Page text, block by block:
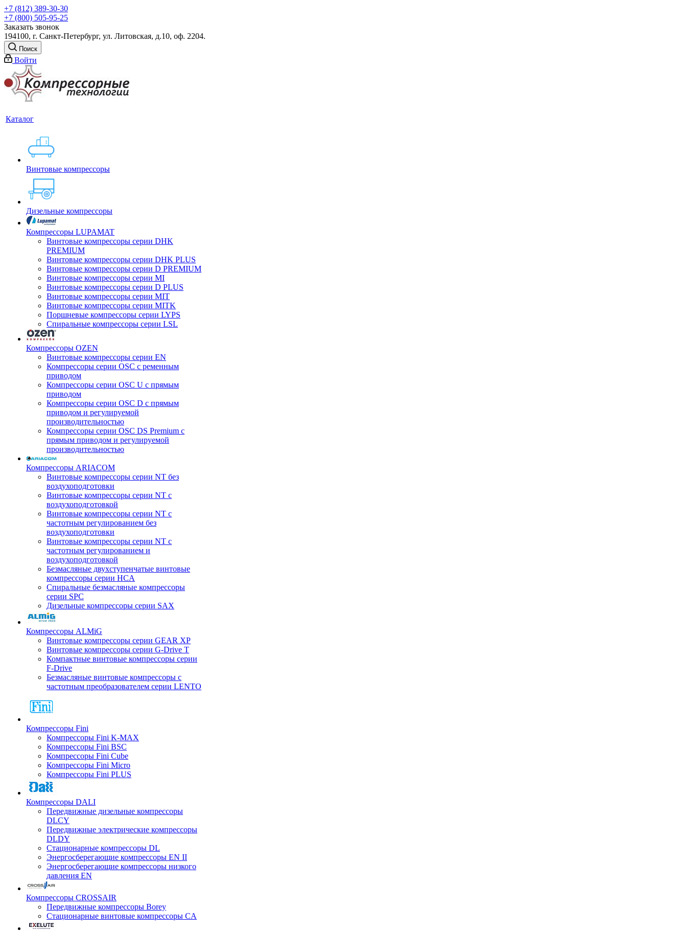
+7 (812) 389-30-30
+7 (800) 505-95-25
Заказать звонок
194100, г. Санкт-Петербург, ул. Литовская, д.10, оф. 2204.
Поиск
Войти
Каталог
Винтовые компрессоры
Дизельные компрессоры
Компрессоры LUPAMAT
Винтовые компрессоры серии DHK
PREMIUM
Винтовые компрессоры серии DHK PLUS
Винтовые компрессоры серии D PREMIUM
Винтовые компрессоры серии MI
Винтовые компрессоры серии D PLUS
Винтовые компрессоры серии MIT
Винтовые компрессоры серии MITK
Поршневые компрессоры серии LYPS
Спиральные компрессоры серии LSL
Компрессоры OZEN
Винтовые компрессоры серии EN
Компрессоры серии OSC с ременным
приводом
Компрессоры серии OSC U с прямым
приводом
Компрессоры серии OSC D с прямым
приводом и регулируемой
производительностью
Компрессоры серии OSC DS Premium с
прямым приводом и регулируемой
производительностью
Компрессоры ARIACOM
Винтовые компрессоры серии NT без
воздухоподготовки
Винтовые компрессоры серии NT c
воздухоподготовкой
Винтовые компрессоры серии NT с
частотным регулированием без
воздухоподготовки
Винтовые компрессоры серии NT с
частотным регулированием и
воздухоподготовкой
Безмасляные двухступенчатые винтовые
компрессоры серии HCA
Спиральные безмасляные компрессоры
серии SPC
Дизельные компрессоры серии SAX
Компрессоры ALMiG
Винтовые компрессоры серии GEAR XP
Винтовые компрессоры серии G-Drive T
Компактные винтовые компрессоры серии
F-Drive
Безмасляные винтовые компрессоры с
частотным преобразователем серии LENTO
Компрессоры Fini
Компрессоры Fini K-MAX
Компрессоры Fini BSC
Компрессоры Fini Cube
Компрессоры Fini Micro
Компрессоры Fini PLUS
Компрессоры DALI
Передвижные дизельные компрессоры
DLCY
Передвижные электрические компрессоры
DLDY
Стационарные компрессоры DL
Энергосберегающие компрессоры EN II
Энергосберегающие компрессоры низкого
давления EN
Компрессоры CROSSAIR
Передвижные компрессоры Borey
Стационарные винтовые компрессоры CA